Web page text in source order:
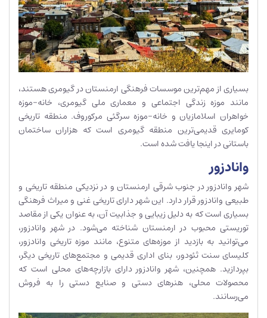
بسیاری از مهم‌ترین موسسات فرهنگی ارمنستان در گیومری هستند،
مانند موزه زندگی اجتماعی و معماری ملی گیومری، خانه-موزه
خواهران اسلامازیان و خانه-موزه سرگئی مرکوروف. منطقه تاریخی
کومایری قدیمی‌ترین منطقه گیومری است که هزاران ساختمان
باستانی در اینجا یافت شده است.
وانادزور
شهر وانادزور در جنوب شرقی ارمنستان و در نزدیکی منطقه تاریخی و
طبیعی وانادزور قرار دارد. این شهر دارای تاریخی غنی و میراث فرهنگی
بسیاری است که به دلیل زیبایی و جذابیت آن، به عنوان یکی از مقاصد
توریستی محبوب در ارمنستان شناخته می‌شود. در شهر وانادزور،
می‌توانید به بازدید از موزه‌های متنوع، مانند موزه تاریخی وانادزور،
کلیسای سنت ثئودور، بنای اداری قدیمی و مجتمع‌های تاریخی دیگر،
بپردازید. همچنین، شهر وانادزور دارای بازارچه‌های محلی است که
محصولات محلی، هنرهای دستی و صنایع دستی را به فروش
می‌رسانند.